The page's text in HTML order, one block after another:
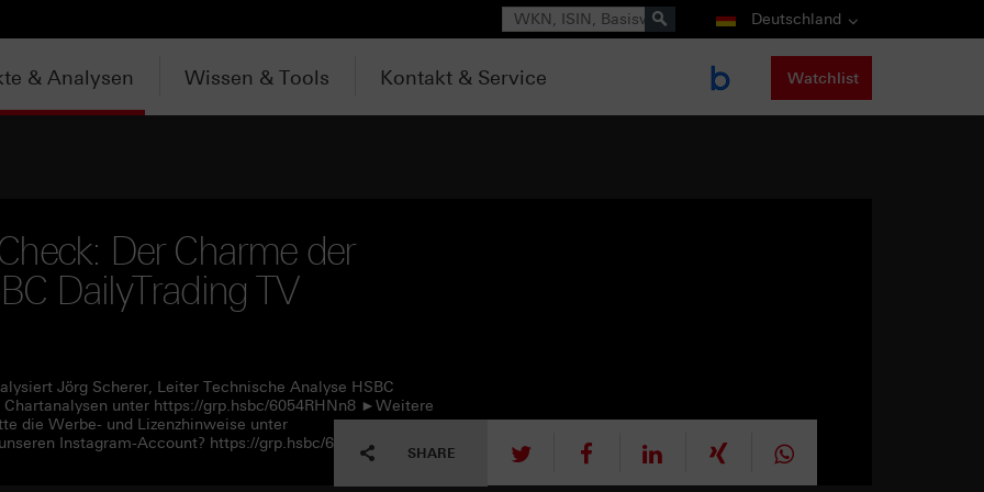
Suche Deutschland
& Analysen Wissen & Tools Kontakt & Service Watchlist
Der Charme der
DailyTrading TV
Jörg Scherer, Leiter Technische Analyse HSBC
unter https://grp.hsbc/6054RHNn8 ►Weitere
die Werbe- und Lizenzhinweise unter
Instagram-Account? https://grp.hsbc/6057RHNn1
SHARE tweet mitteilen